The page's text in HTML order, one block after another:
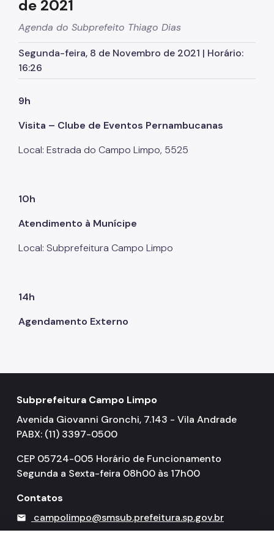
Licitações
SP Mais Fácil
Zeladoria Urbana
Cata-Bagulho
de 2021
Agenda do Subprefeito Thiago Dias
Segunda-feira, 8 de Novembro de 2021 | Horário:
16:26
9h
Visita – Clube de Eventos Pernambucanas
Local: Estrada do Campo Limpo, 5525
10h
Atendimento à Munícipe
Local: Subprefeitura Campo Limpo
14h
Agendamento Externo
Subprefeitura Campo Limpo
Avenida Giovanni Gronchi, 7.143 - Vila Andrade
PABX: (11) 3397-0500
CEP 05724-005 Horário de Funcionamento
Segunda a Sexta-feira 08h00 às 17h00
Contatos
mail campolimpo@smsub.prefeitura.sp.gov.br
156